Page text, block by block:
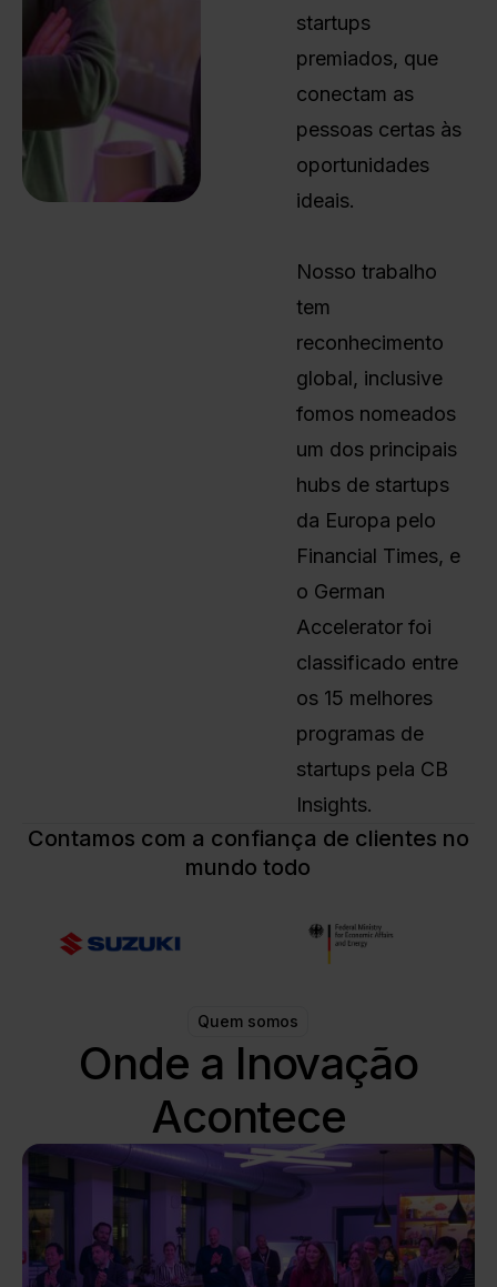
startups
premiados, que
conectam as
pessoas certas às
oportunidades
ideais.
Nosso trabalho
tem
reconhecimento
global, inclusive
fomos nomeados
um dos principais
hubs de startups
da Europa pelo
Financial Times, e
o German
Accelerator foi
classificado entre
os 15 melhores
programas de
startups pela CB
Insights.
Contamos com a confiança de clientes no
mundo todo
Quem somos
Onde a Inovação
Acontece